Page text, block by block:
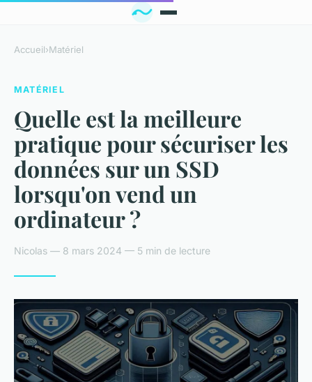
Accueil›Matériel
MATÉRIEL
Quelle est la meilleure
pratique pour sécuriser les
données sur un SSD
lorsqu'on vend un
ordinateur ?
Nicolas — 8 mars 2024 — 5 min de lecture